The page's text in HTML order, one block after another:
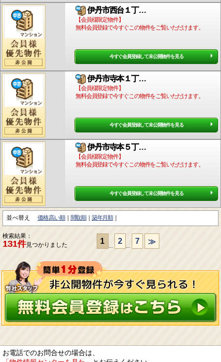
伊丹市西台１丁…
【会員様限定物件】
無料会員登録で今すぐこの物件をご覧いただけます。
今すぐ会員登録して未公開物件を見る
伊丹市寺本１丁…
【会員様限定物件】
無料会員登録で今すぐこの物件をご覧いただけます。
今すぐ会員登録して未公開物件を見る
伊丹市寺本５丁…
【会員様限定物件】
無料会員登録で今すぐこの物件をご覧いただけます。
今すぐ会員登録して未公開物件を見る
並べ替え 価格:高い順 間取順 築年月順
検索結果：
131件見つかりました 1 2 7 ≫
お電話でのお問合せの場合は、